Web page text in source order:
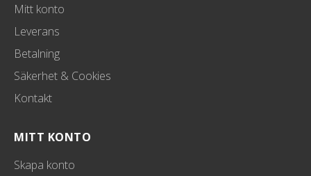
Mitt konto
Leverans
Betalning
Säkerhet & Cookies
Kontakt
MITT KONTO
Skapa konto